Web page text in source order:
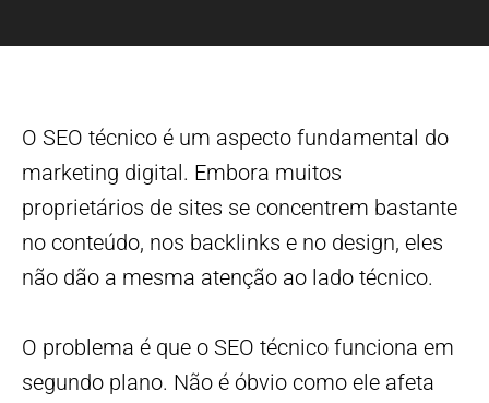
O SEO técnico é um aspecto fundamental do
marketing digital. Embora muitos
proprietários de sites se concentrem bastante
no conteúdo, nos backlinks e no design, eles
não dão a mesma atenção ao lado técnico.
O problema é que o SEO técnico funciona em
segundo plano. Não é óbvio como ele afeta